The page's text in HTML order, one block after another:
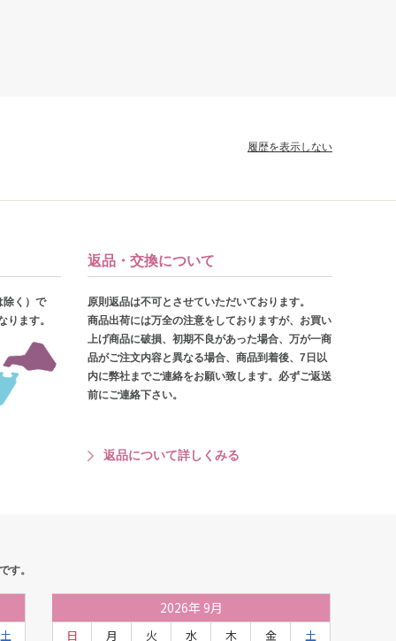
履歴を表示しない
除く）で
ります。
返品・交換について
原則返品は不可とさせていただいております。
商品出荷には万全の注意をしておりますが、お買い
上げ商品に破損、初期不良があった場合、万が一商
品がご注文内容と異なる場合、商品到着後、7日以
内に弊社までご連絡をお願い致します。必ずご返送
前にご連絡下さい。
返品について詳しくみる
す。
土
2026年 9月
日 月 火 水 木 金 土